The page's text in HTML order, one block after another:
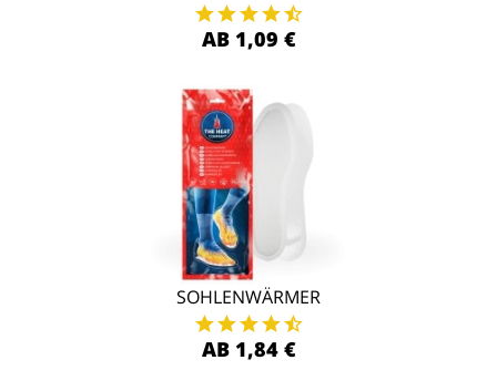
AB 1,09 €
SOHLENWÄRMER
AB 1,84 €